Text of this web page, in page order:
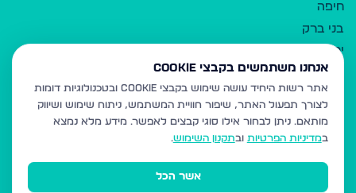
חיפה
בני ברק
ירושלים
אלעד
גבעת זאב
בית שמש
רכסים
מודיעין עילית
אנחנו משתמשים בקבצי Cookie
אתר רשות היחיד עושה שימוש בקבצי Cookie ובטכנולוגיות דומות
לצורך תפעול האתר, שיפור חוויית המשתמש, ניתוח שימוש ושיווק
מותאם. ניתן לבחור אילו סוגי קבצים לאפשר. מידע מלא נמצא
במדיניות הפרטיות ובתקנון השימוש.
אשר הכל